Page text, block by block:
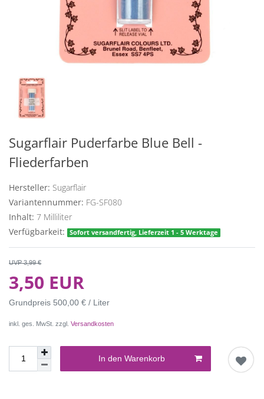
Sugarflair Puderfarbe Blue Bell -
Fliederfarben
Hersteller: Sugarflair
Variantennummer: FG-SF080
Inhalt: 7 Milliliter
Verfügbarkeit:
Sofort versandfertig, Lieferzeit 1 - 5 Werktage
UVP 3,99 €
3,50 EUR
Grundpreis 500,00 € / Liter
inkl. ges. MwSt. zzgl. Versandkosten
In den Warenkorb